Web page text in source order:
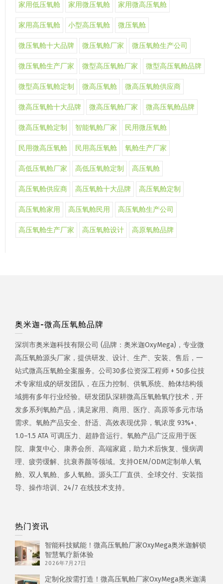
家用低压氧舱 家用微压氧舱 家用微高压氧舱
家用高压氧舱 小型高压氧舱 微压氧舱
微压氧舱十大品牌 微压氧舱厂家 微压氧舱生产公司
微压氧舱生产厂家 微型高压氧舱厂家 微型高压氧舱品牌
微型高压氧舱定制 微高压氧舱 微高压氧舱供应商
微高压氧舱十大品牌 微高压氧舱厂家 微高压氧舱品牌
微高压氧舱定制 智能氧舱厂家 民用微压氧舱
民用微高压氧舱 民用高压氧舱 氧舱生产厂家
高低压氧舱厂家 高低压氧舱定制 高压氧舱
高压氧舱供应商 高压氧舱十大品牌 高压氧舱定制
高压氧舱家用 高压氧舱民用 高压氧舱生产公司
高压氧舱生产厂家 高压氧舱设计 高原氧舱品牌
奥米迦-微高压氧舱品牌
深圳市奥米迦科技有限公司 (品牌：奥米迦OxyMega)，专业微
高压氧舱源头厂家，提供研发、设计、生产、安装、售后，一
站式微高压氧舱全案服务。公司30多位资深工程师 + 50多位技
术专家组成的研发团队，在压力控制、供氧系统、舱体结构领
域拥有多年行业经验。研发团队深耕微高压氧舱氧疗技术，开
发多系列氧舱产品，满足家用、商用、医疗、高原等多元市场
需求。氧舱产品安全、舒适、高效表现优异，氧浓度 93%+、
1.0–1.5 ATA 可调压力、超静音运行。氧舱产品广泛应用于医
院、康复中心、康养会所、高端家庭，助力术后恢复、慢病调
理、疲劳缓解、抗衰养颜等领域。支持OEM/ODM定制单人氧
舱、双人氧舱、多人氧舱。源头工厂直供、全球交付、安装指
导、操作培训、24/7 在线技术支持。
热门资讯
智能科技赋能！微高压氧舱厂家OxyMega奥米迦解锁
智慧氧疗新体验
2026年7月27日
定制化按需打造！微高压氧舱厂家OxyMega奥米迦满